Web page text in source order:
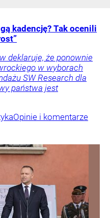
kadencję? Tak ocenili
deklaruje, że ponownie
w wyborach
SW Research dla
państwa jest
Opinie i komentarze